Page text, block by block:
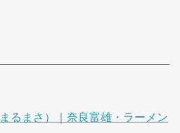
るまさ）｜奈良富雄・ラーメン